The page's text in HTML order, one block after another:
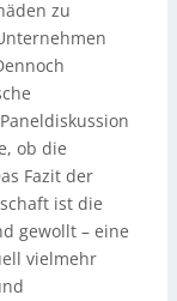
zu
ob die
Fazit der
ist die
gewollt – eine
vielmehr